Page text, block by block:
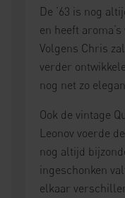
De ’63 is nog
en heeft
Volgens Chris
verder
nog net zo
Ook de vintage
Leonov voerde
nog altijd
ingeschonken
elkaar